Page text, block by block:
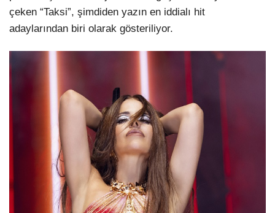
çeken “Taksi”, şimdiden yazın en iddialı hit
adaylarından biri olarak gösteriliyor.